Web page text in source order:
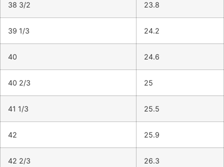
38 3/2 23.8
39 1/3 24.2
40 24.6
40 2/3 25
41 1/3 25.5
42 25.9
42 2/3 26.3